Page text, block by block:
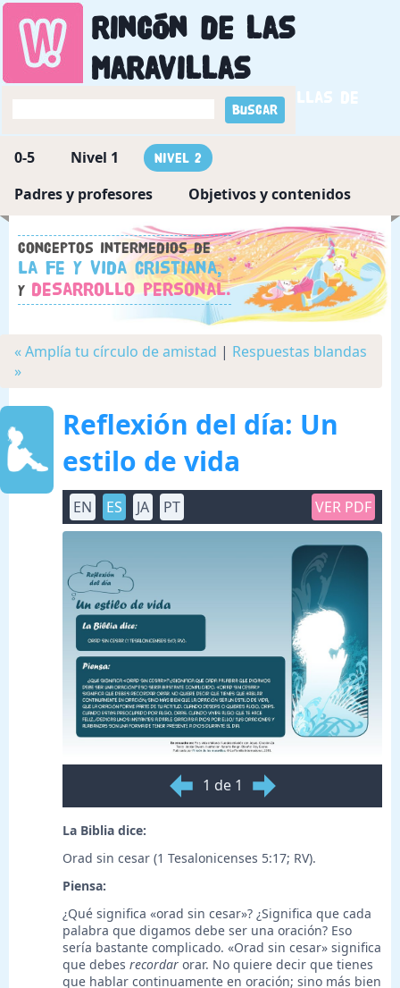
Rincón de las
maravillas
Descubriendo las maravillas de
0-5 Nivel 1 Nivel 2
Padres y profesores Objetivos y contenidos
Conceptos intermedios de
la fe y vida cristiana,
y desarrollo personal.
« Amplía tu círculo de amistad | Respuestas blandas
»
Reflexión del día: Un
estilo de vida
EN ES JA PT VER PDF
1 de 1
La Biblia dice:
Orad sin cesar (1 Tesalonicenses 5:17; RV).
Piensa:
¿Qué significa «orad sin cesar»? ¿Significa que cada
palabra que digamos debe ser una oración? Eso
sería bastante complicado. «Orad sin cesar» significa
que debes recordar orar. No quiere decir que tienes
que hablar continuamente en oración; sino más bien